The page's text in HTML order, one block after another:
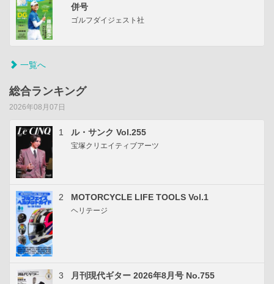
併号
ゴルフダイジェスト社
一覧へ
総合ランキング
2026年08月07日
1 ル・サンク Vol.255
宝塚クリエイティブアーツ
2 MOTORCYCLE LIFE TOOLS Vol.1
ヘリテージ
3 月刊現代ギター 2026年8月号 No.755